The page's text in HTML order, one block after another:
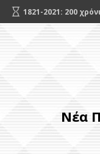
1821-2021: 200
Νέα